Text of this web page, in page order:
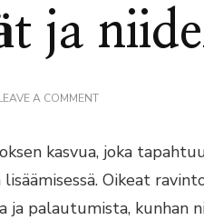
ja
A COMMENTON
RAVINTOLISÄT
JA
NIIDEN
VAIKUTUKSET
kasvua, joka
lisäämisessä. Oikeat
ja palautumista,